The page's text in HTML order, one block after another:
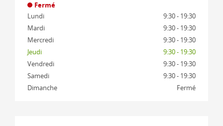
Fermé
Lundi
9:30 - 19:30
Mardi
9:30 - 19:30
Mercredi
9:30 - 19:30
Jeudi
9:30 - 19:30
Vendredi
9:30 - 19:30
Samedi
9:30 - 19:30
Dimanche
Fermé